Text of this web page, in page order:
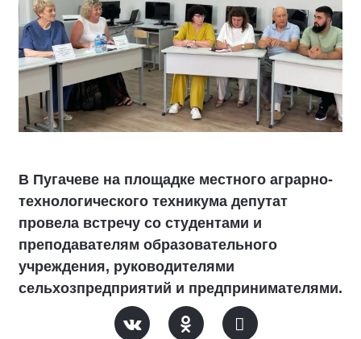
В Пугачеве на площадке местного аграрно-
технологического техникума депутат
провела встречу со студентами и
преподавателям образовательного
учреждения, руководителями
сельхозпредприятий и предпринимателями.